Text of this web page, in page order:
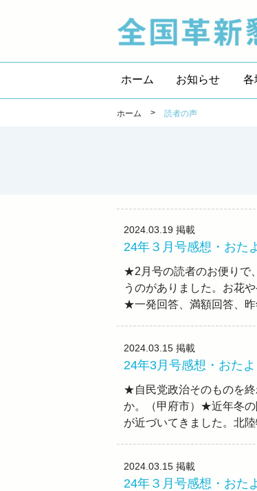
ホーム お知らせ 各
ホーム > 読者の声
2024.03.19 掲載
24年３月号感想・おた
★2月号の読者のお便りで
うのがありました。お花
★一発回答、満額回答、
2024.03.15 掲載
24年3月号感想・おた
★自民党政治そのものを
か。（甲府市）★近年冬の
が近づいてきました。北
2024.03.15 掲載
24年３月号感想・おた